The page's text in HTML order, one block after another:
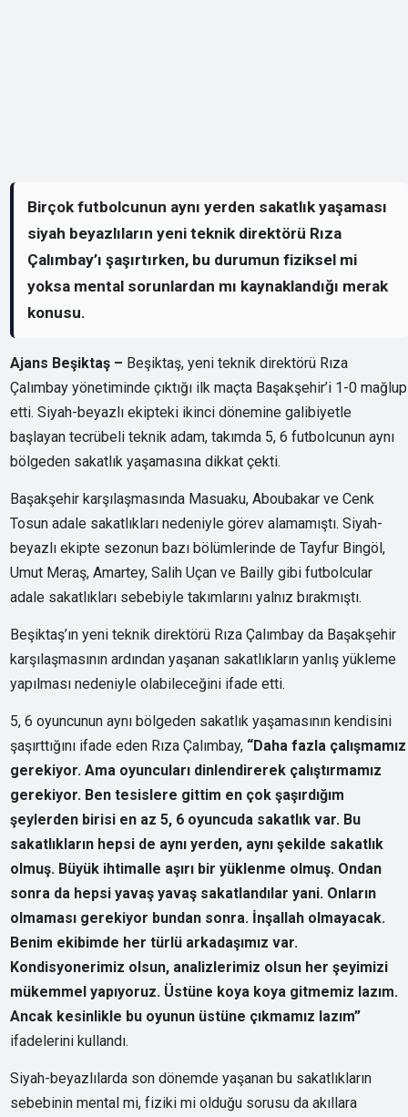
Birçok futbolcunun aynı yerden sakatlık yaşaması
siyah beyazlıların yeni teknik direktörü Rıza
Çalımbay’ı şaşırtırken, bu durumun fiziksel mi
yoksa mental sorunlardan mı kaynaklandığı merak
konusu.
Ajans Beşiktaş – Beşiktaş, yeni teknik direktörü Rıza
Çalımbay yönetiminde çıktığı ilk maçta Başakşehir’i 1-0 mağlup
etti. Siyah-beyazlı ekipteki ikinci dönemine galibiyetle
başlayan tecrübeli teknik adam, takımda 5, 6 futbolcunun aynı
bölgeden sakatlık yaşamasına dikkat çekti.
Başakşehir karşılaşmasında Masuaku, Aboubakar ve Cenk
Tosun adale sakatlıkları nedeniyle görev alamamıştı. Siyah-
beyazlı ekipte sezonun bazı bölümlerinde de Tayfur Bingöl,
Umut Meraş, Amartey, Salih Uçan ve Bailly gibi futbolcular
adale sakatlıkları sebebiyle takımlarını yalnız bırakmıştı.
Beşiktaş’ın yeni teknik direktörü Rıza Çalımbay da Başakşehir
karşılaşmasının ardından yaşanan sakatlıkların yanlış yükleme
yapılması nedeniyle olabileceğini ifade etti.
5, 6 oyuncunun aynı bölgeden sakatlık yaşamasının kendisini
şaşırttığını ifade eden Rıza Çalımbay, “Daha fazla çalışmamız
gerekiyor. Ama oyuncuları dinlendirerek çalıştırmamız
gerekiyor. Ben tesislere gittim en çok şaşırdığım
şeylerden birisi en az 5, 6 oyuncuda sakatlık var. Bu
sakatlıkların hepsi de aynı yerden, aynı şekilde sakatlık
olmuş. Büyük ihtimalle aşırı bir yüklenme olmuş. Ondan
sonra da hepsi yavaş yavaş sakatlandılar yani. Onların
olmaması gerekiyor bundan sonra. İnşallah olmayacak.
Benim ekibimde her türlü arkadaşımız var.
Kondisyonerimiz olsun, analizlerimiz olsun her şeyimizi
mükemmel yapıyoruz. Üstüne koya koya gitmemiz lazım.
Ancak kesinlikle bu oyunun üstüne çıkmamız lazım”
ifadelerini kullandı.
Siyah-beyazlılarda son dönemde yaşanan bu sakatlıkların
sebebinin mental mi, fiziki mi olduğu sorusu da akıllara